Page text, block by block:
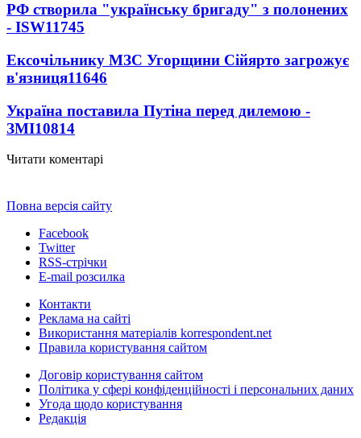
РФ створила "українську бригаду" з полонених
- ISW11745
Ексочільнику МЗС Угорщини Сійярто загрожує
в'язниця11646
Україна поставила Путіна перед дилемою -
ЗМІ10814
Читати коментарі
Повна версія сайту
Facebook
Twitter
RSS-стрічки
E-mail розсилка
Контакти
Реклама на сайті
Використання матеріалів korrespondent.net
Правила користування сайтом
Договір користування сайтом
Політика у сфері конфіденційності і персональних даних
Угода щодо користування
Редакція